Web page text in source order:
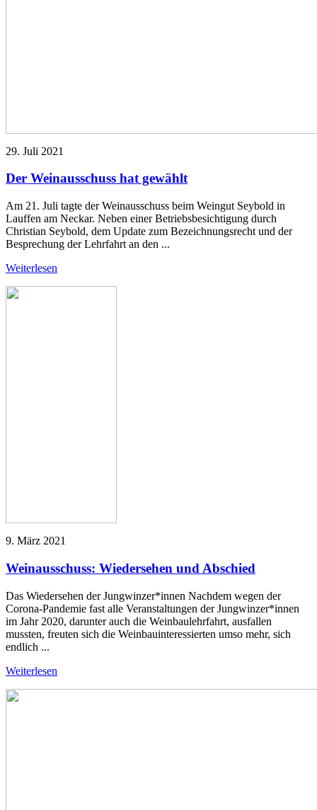
29. Juli 2021
Der Weinausschuss hat gewählt
Am 21. Juli tagte der Weinausschuss beim Weingut Seybold in
Lauffen am Neckar. Neben einer Betriebsbesichtigung durch
Christian Seybold, dem Update zum Bezeichnungsrecht und der
Besprechung der Lehrfahrt an den ...
Weiterlesen
9. März 2021
Weinausschuss: Wiedersehen und Abschied
Das Wiedersehen der Jungwinzer*innen Nachdem wegen der
Corona-Pandemie fast alle Veranstaltungen der Jungwinzer*innen
im Jahr 2020, darunter auch die Weinbaulehrfahrt, ausfallen
mussten, freuten sich die Weinbauinteressierten umso mehr, sich
endlich ...
Weiterlesen